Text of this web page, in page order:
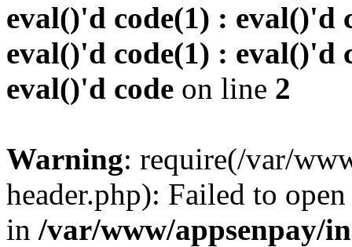
eval()'d code(1) : eval()'d
eval()'d code(1) : eval()'d
eval()'d code on line 2
Warning: require(/var/
header.php): Failed to
in /var/www/appsenpay/